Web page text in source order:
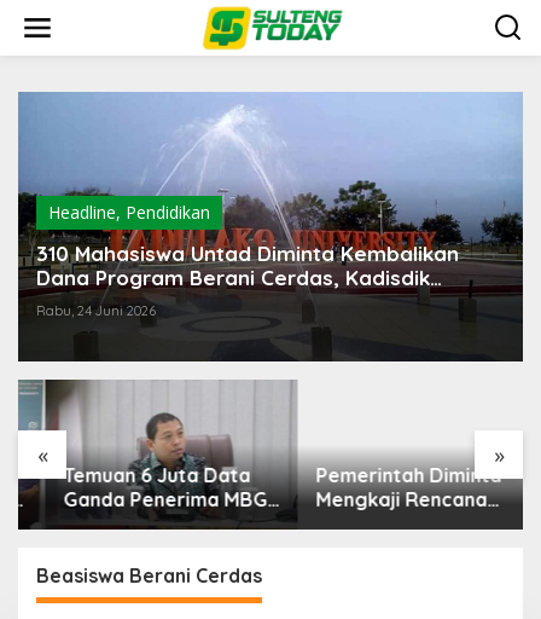
konten
Headline, Pendidikan
310 Mahasiswa Untad Diminta Kembalikan
Dana Program Berani Cerdas, Kadisdik
Sulteng: Tidak Boleh Terima Beasiswa Ganda
Rabu, 24 Juni 2026
« »
Temuan 6 Juta Data
Ganda Penerima MBG,
Komisi IX: Tindak
Pemerintah Diminta
Beasiswa Berani Cerdas